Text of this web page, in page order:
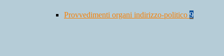
Provvedimenti organi indirizzo-politico 9